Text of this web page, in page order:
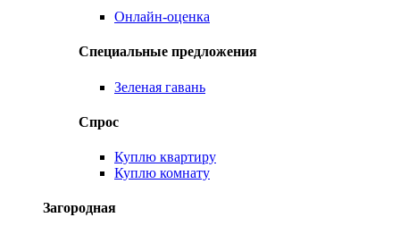
Онлайн-оценка
Специальные предложения
Зеленая гавань
Спрос
Куплю квартиру
Куплю комнату
Загородная